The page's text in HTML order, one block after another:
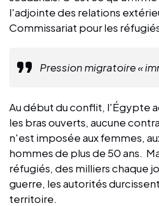
l'adjointe des relations
Commissariat pour les
Pression migratoire «
Au début du conflit, l'Égypte
les bras ouverts, aucune
n'est imposée aux femmes,
hommes de plus de 50 ans.
réfugiés, des milliers chaque
guerre, les autorités
territoire.